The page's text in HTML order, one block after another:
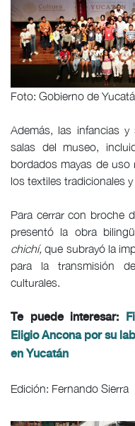
Foto: Gobierno de
Además, las infancias
salas del museo,
bordados mayas de uso
los textiles tradicionales y
Para cerrar con broche
presentó la obra
chichí, que subrayó la
para la transmisión
culturales.
Te puede interesar:
Eligio Ancona por su
en Yucatán
Edición: Fernando Sierra